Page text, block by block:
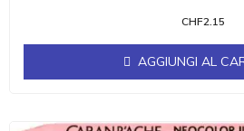
CHF2.15
AGGIUNGI AL